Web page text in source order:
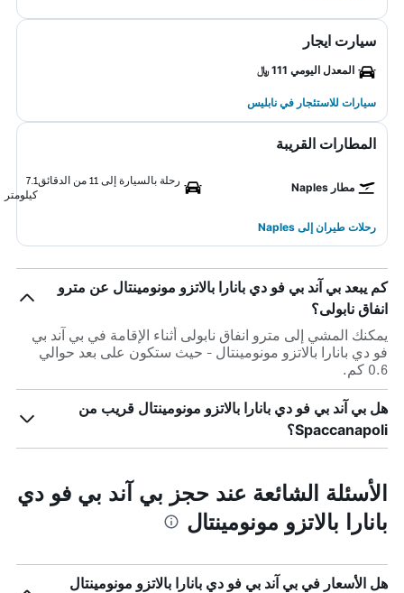
سيارت ايجار
المعدل اليومي 111 ﷼
سيارات للاستئجار في نابليس
المطارات القريبة
مطار Naples
رحلة بالسيارة إلى 11 من الدقائق
7.1
كيلومتر
رحلات طيران إلى Naples
كم يبعد بي آند بي فو دي بانارا بالاتزو مونومينتال عن مترو
انفاق نابولى؟
يمكنك المشي إلى مترو انفاق نابولى أثناء الإقامة في بي آند بي
فو دي بانارا بالاتزو مونومينتال - حيث ستكون على بعد حوالي
0.6 كم.
هل بي آند بي فو دي بانارا بالاتزو مونومينتال قريب من
Spaccanapoli؟
الأسئلة الشائعة عند حجز بي آند بي فو دي
بانارا بالاتزو مونومينتال
هل الأسعار في بي آند بي فو دي بانارا بالاتزو مونومينتال